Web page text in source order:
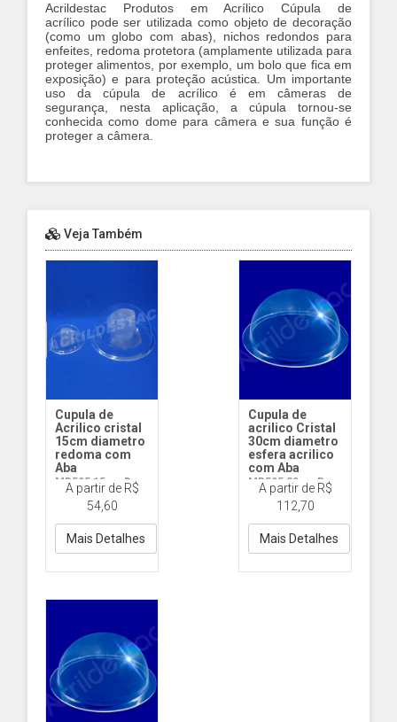
Acrildestac Produtos em Acrílico Cúpula de
acrílico pode ser utilizada como objeto de decoração
(como um globo com abas), nichos redondos para
enfeites, redoma protetora (amplamente utilizada para
proteger alimentos, por exemplo, um bolo que fica em
exposição) e para proteção acústica. Um importante
uso da cúpula de acrílico é em câmeras de
segurança, nesta aplicação, a cúpula tornou-se
conhecida como dome para câmera e sua função é
proteger a câmera.
Veja Também
Cupula de
Acrilico cristal
15cm diametro
redoma com
Aba
MD505 15cm D
com Aba
A partir de R$
54,60
Mais Detalhes
Cupula de
acrilico Cristal
30cm diametro
esfera acrilico
com Aba
MD505 30cm D
com Aba
A partir de R$
112,70
Mais Detalhes